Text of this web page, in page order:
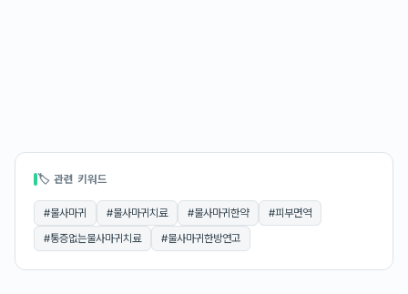
🏷 관련 키워드
#물사마귀 #물사마귀치료 #물사마귀한약 #피부면역
#통증없는물사마귀치료 #물사마귀한방연고